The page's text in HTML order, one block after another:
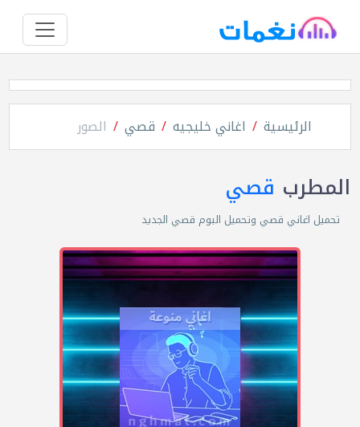
الرئيسية اغاني خليجيه قصي الصور
المطرب قصي
تحميل اغاني قصي وتحميل البوم قصي الجديد